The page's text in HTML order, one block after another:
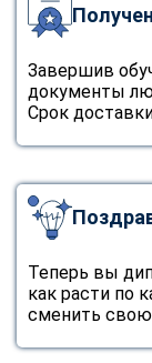
Завершив
документы
Срок
Теперь вы
как расти по
сменить свою